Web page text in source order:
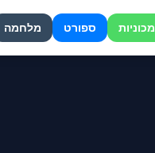
מכוניות ספורט מלחמה